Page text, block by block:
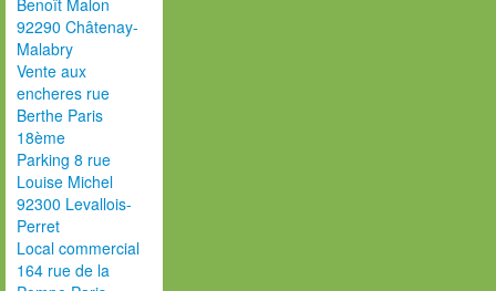
Benoît Malon
92290 Châtenay-
Malabry
Vente aux
encheres rue
Berthe Paris
18ème
Parking 8 rue
Louise Michel
92300 Levallois-
Perret
Local commercial
164 rue de la